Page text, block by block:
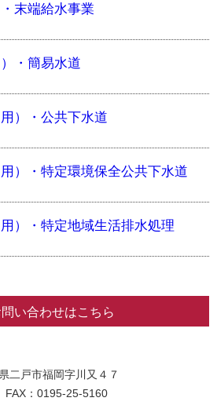
末端給水事業
・簡易水道
）・公共下水道
）・特定環境保全公共下水道
）・特定地域生活排水処理
い合わせはこちら
二戸市福岡字川又４７
FAX：0195-25-5160